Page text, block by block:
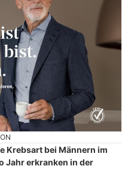
Krebsart bei Männern im
Jahr erkranken in der